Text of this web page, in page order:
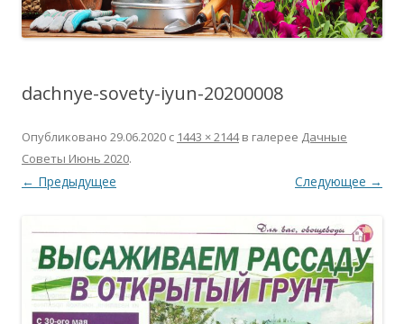
dachnye-sovety-iyun-20200008
Опубликовано 29.06.2020 с 1443 × 2144в галерее Дачные
Советы Июнь 2020.
← Предыдущее Следующее →